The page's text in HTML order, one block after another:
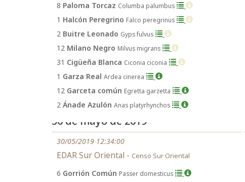
8 Paloma Torcaz Columba palumbus
1 Halcón Peregrino Falco peregrinus
2 Buitre Leonado Gyps fulvus
12 Milano Negro Milvus migrans
31 Cigüeña Blanca Ciconia ciconia
1 Garza Real Ardea cinerea
12 Garceta común Egretta garzetta
2 Ánade Azulón Anas platyrhynchos
30 de mayo de 2019
30/05/2019 12:34:00
EDAR Sur Oriental - Censo Sur Oriental
6 Gorrión Común Passer domesticus